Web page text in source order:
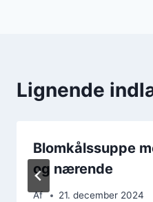
Lignende
Blomkålssuppe
og nærende
Af 21. december 2024